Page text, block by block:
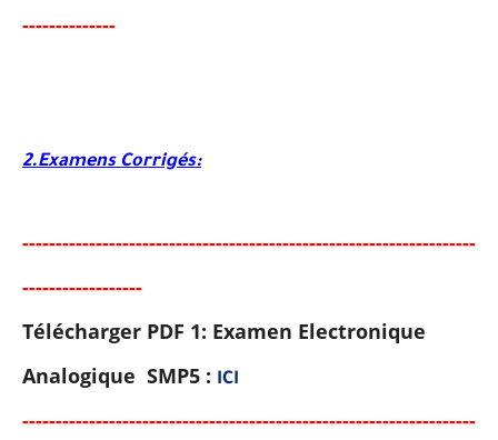
--------------
2.Examens Corrigés:
--------------------------------------------------------------------
------------------
Télécharger PDF 1: Examen Electronique
Analogique SMP5 : ICI
--------------------------------------------------------------------